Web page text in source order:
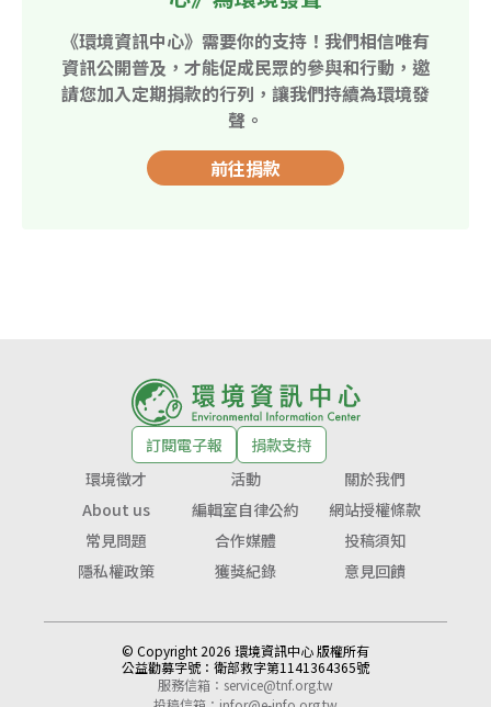
《環境資訊中心》需要你的支持！我們相信唯有
資訊公開普及，才能促成民眾的參與和行動，邀
請您加入定期捐款的行列，讓我們持續為環境發
聲。
前往捐款
訂閱電子報
捐款支持
環境徵才
活動
關於我們
About us
編輯室自律公約
網站授權條款
常見問題
合作媒體
投稿須知
隱私權政策
獲獎紀錄 意見回饋
© Copyright 2026 環境資訊中心 版權所有
公益勸募字號： 衛部救字第1141364365號
服務信箱： service@tnf.org.tw